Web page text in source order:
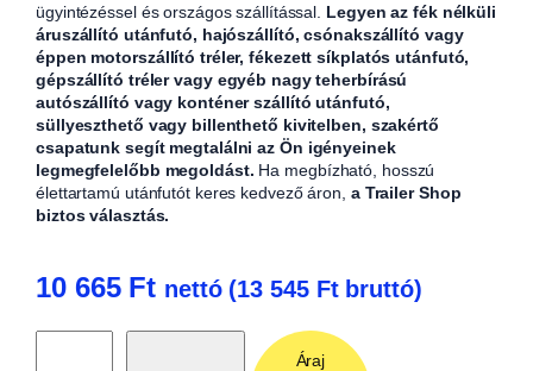
ügyintézéssel és országos szállítással. Legyen az fék nélküli
áruszállító utánfutó, hajószállító, csónakszállító vagy
éppen motorszállító tréler, fékezett síkplatós utánfutó,
gépszállító tréler vagy egyéb nagy teherbírású
autószállító vagy konténer szállító utánfutó,
süllyeszthető vagy billenthető kivitelben, szakértő
csapatunk segít megtalálni az Ön igényeinek
legmegfelelőbb megoldást. Ha megbízható, hosszú
élettartamú utánfutót keres kedvező áron, a Trailer Shop
biztos választás.
10 665 Ft nettó (13 545 Ftbruttó)
Áraj